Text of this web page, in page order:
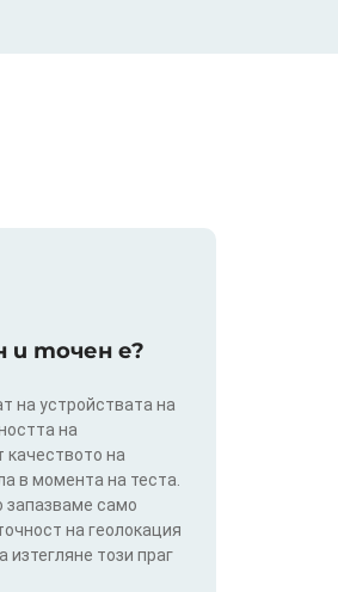
и точен е?
на устройствата на
на
качеството на
в момента на теста.
запазваме само
на геолокация
изтегляне този праг